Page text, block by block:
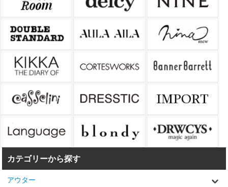
カテゴリーから探す
アウター